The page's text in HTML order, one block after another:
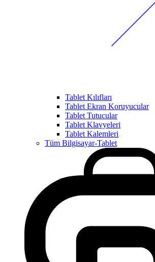
Tablet Kılıfları
Tablet Ekran Koruyucular
Tablet Tutucular
Tablet Klavyeleri
Tablet Kalemleri
Tüm Bilgisayar-Tablet